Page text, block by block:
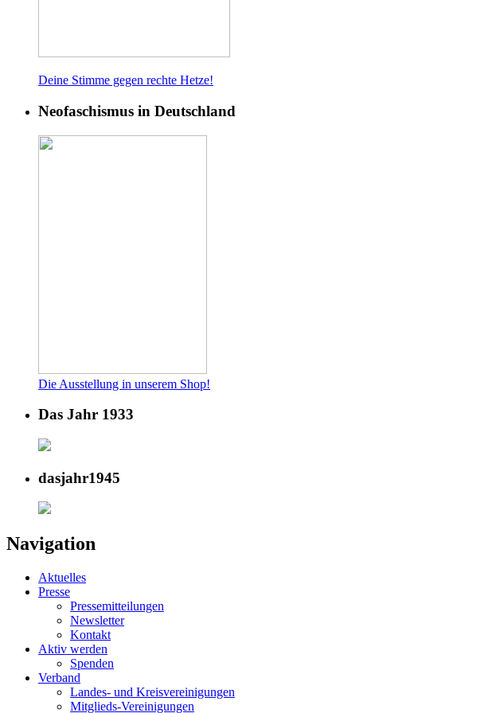
Deine Stimme gegen rechte Hetze!
Neofaschismus in Deutschland
Die Ausstellung in unserem Shop!
Das Jahr 1933
dasjahr1945
Navigation
Aktuelles
Presse
Pressemitteilungen
Newsletter
Kontakt
Aktiv werden
Spenden
Verband
Landes- und Kreisvereinigungen
Mitglieds-Vereinigungen